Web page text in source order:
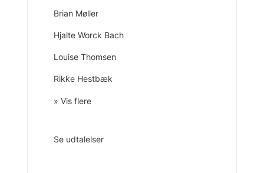
Brian Møller
Hjalte Worck Bach
Louise Thomsen
Rikke Hestbæk
» Vis flere
Se udtalelser